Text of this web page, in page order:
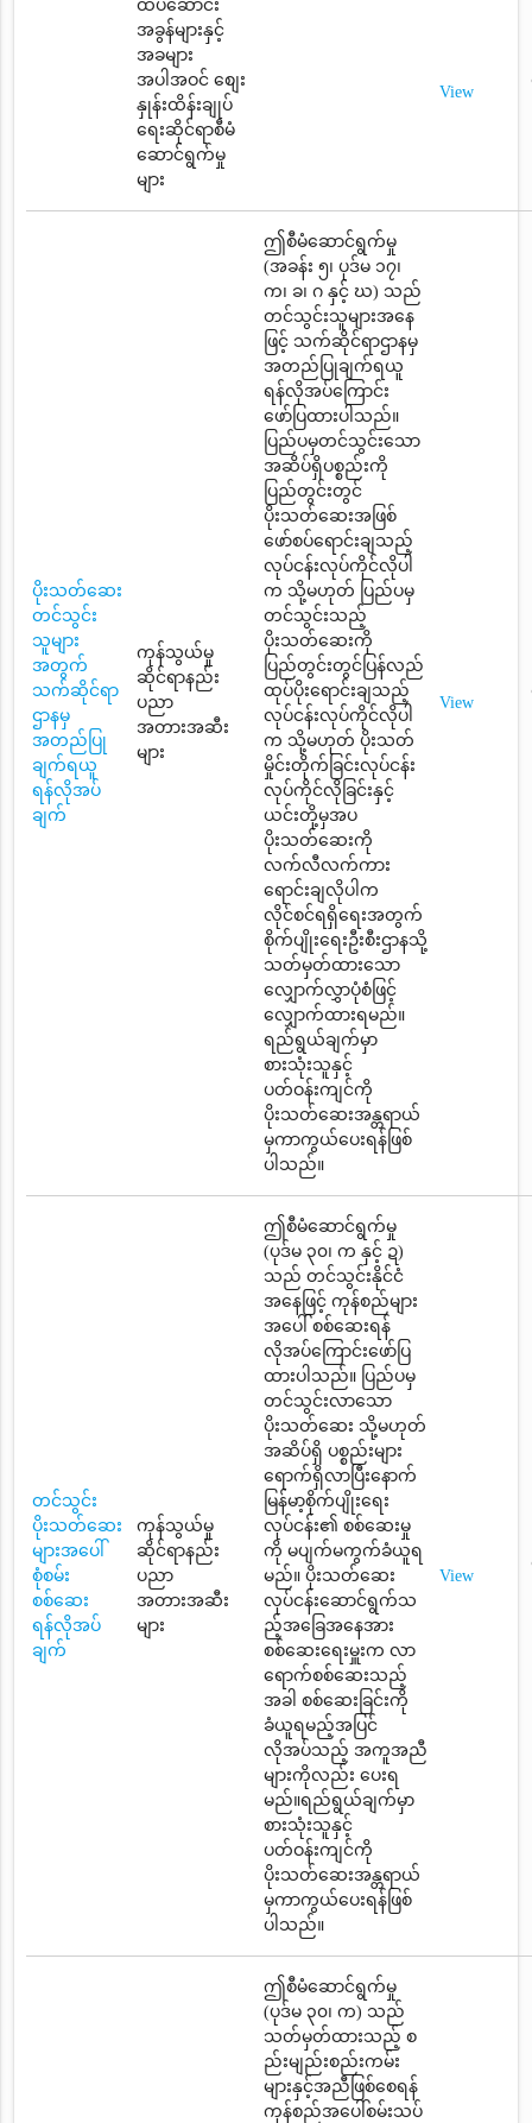
ထပ်ဆောင်း
အခွန်များနှင့်
အခများ
အပါအဝင် စျေး
နှုန်းထိန်းချုပ်
ရေးဆိုင်ရာစီမံ
ဆောင်ရွက်မှု
များ
View
ပိုးသတ်ဆေး
တင်သွင်း
သူများ
အတွက်
သက်ဆိုင်ရာ
ဌာနမှ
အတည်ပြု
ချက်ရယူ
ရန်လိုအပ်
ချက်
ကုန်သွယ်မှု
ဆိုင်ရာနည်း
ပညာ
အတားအဆီး
များ
ဤစီမံဆောင်ရွက်မှု
(အခန်း ၅၊ ပုဒ်မ ၁၇၊
က၊ ခ၊ ဂ နှင့် ဃ) သည်
တင်သွင်းသူများအနေ
ဖြင့် သက်ဆိုင်ရာဌာနမှ
အတည်ပြုချက်ရယူ
ရန်လိုအပ်ကြောင်း
ဖော်ပြထားပါသည်။
ပြည်ပမှတင်သွင်းသော
အဆိပ်ရှိပစ္စည်းကို
ပြည်တွင်းတွင်
ပိုးသတ်ဆေးအဖြစ်
ဖော်စပ်ရောင်းချသည့်
လုပ်ငန်းလုပ်ကိုင်လိုပါ
က သို့မဟုတ် ပြည်ပမှ
တင်သွင်းသည့်
ပိုးသတ်ဆေးကို
ပြည်တွင်းတွင်ပြန်လည်
ထုပ်ပိုးရောင်းချသည့်
လုပ်ငန်းလုပ်ကိုင်လိုပါ
က သို့မဟုတ် ပိုးသတ်
မှိုင်းတိုက်ခြင်းလုပ်ငန်း
လုပ်ကိုင်လိုခြင်းနှင့်
ယင်းတို့မှအပ
ပိုးသတ်ဆေးကို
လက်လီလက်ကား
ရောင်းချလိုပါက
လိုင်စင်ရရှိရေးအတွက်
စိုက်ပျိုးရေးဦးစီးဌာနသို့
သတ်မှတ်ထားသော
လျှောက်လွှာပုံစံဖြင့်
လျှောက်ထားရမည်။
ရည်ရွယ်ချက်မှာ
စားသုံးသူနှင့်
ပတ်ဝန်းကျင်ကို
ပိုးသတ်ဆေးအန္တရာယ်
မှကာကွယ်ပေးရန်ဖြစ်
ပါသည်။
View
တင်သွင်း
ပိုးသတ်ဆေး
များအပေါ်
စုံစမ်း
စစ်ဆေး
ရန်လိုအပ်
ချက်
ကုန်သွယ်မှု
ဆိုင်ရာနည်း
ပညာ
အတားအဆီး
များ
ဤစီမံဆောင်ရွက်မှု
(ပုဒ်မ ၃၀၊ က နှင့် ဍ)
သည် တင်သွင်းနိုင်ငံ
အနေဖြင့် ကုန်စည်များ
အပေါ် စစ်ဆေးရန်
လိုအပ်ကြောင်းဖော်ပြ
ထားပါသည်။ ပြည်ပမှ
တင်သွင်းလာသော
ပိုးသတ်ဆေး သို့မဟုတ်
အဆိပ်ရှိ ပစ္စည်းများ
ရောက်ရှိလာပြီးနောက်
မြန်မာ့စိုက်ပျိုးရေး
လုပ်ငန်း၏ စစ်ဆေးမှု
ကို မပျက်မကွက်ခံယူရ
မည်။ ပိုးသတ်ဆေး
လုပ်ငန်းဆောင်ရွက်သ
ည့်အခြေအနေအား
စစ်ဆေးရေးမှူးက လာ
ရောက်စစ်ဆေးသည့်
အခါ စစ်ဆေးခြင်းကို
ခံယူရမည့်အပြင်
လိုအပ်သည့် အကူအညီ
များကိုလည်း ပေးရ
မည်။ရည်ရွယ်ချက်မှာ
စားသုံးသူနှင့်
ပတ်ဝန်းကျင်ကို
ပိုးသတ်ဆေးအန္တရာယ်
မှကာကွယ်ပေးရန်ဖြစ်
ပါသည်။
View
ဤစီမံဆောင်ရွက်မှု
(ပုဒ်မ ၃၀၊ က) သည်
သတ်မှတ်ထားသည့် စ
ည်းမျည်းစည်းကမ်း
များနှင့်အညီဖြစ်စေရန်
ကုန်စည်အပေါ်စမ်းသပ်